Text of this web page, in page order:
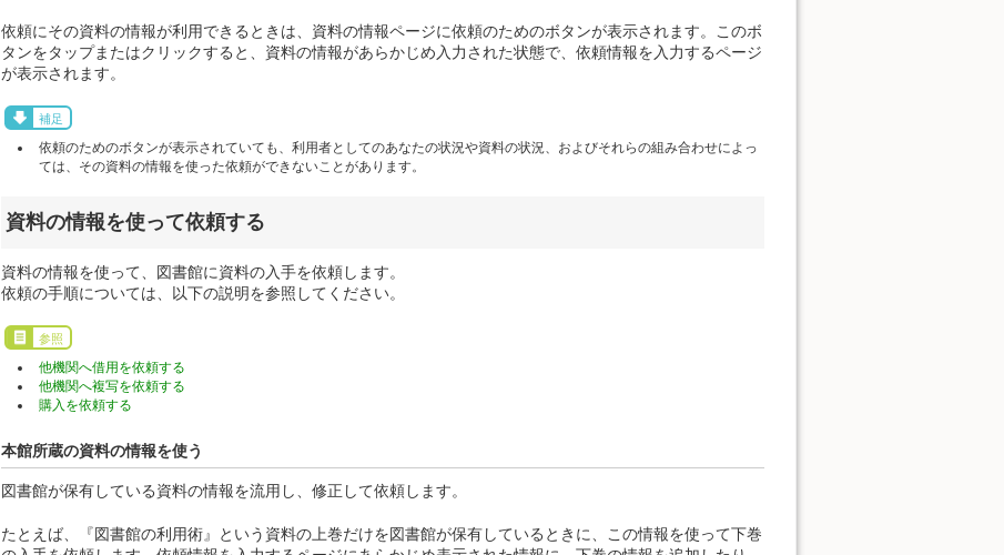
依頼にその資料の情報が利用できるときは、資料の情報ページに依頼のためのボタンが表示されます。このボ
タンをタップまたはクリックすると、資料の情報があらかじめ入力された状態で、依頼情報を入力するページ
が表示されます。
補足
依頼のためのボタンが表示されていても、利用者としてのあなたの状況や資料の状況、およびそれらの組み合わせによっ
ては、その資料の情報を使った依頼ができないことがあります。
資料の情報を使って依頼する
資料の情報を使って、図書館に資料の入手を依頼します。
依頼の手順については、以下の説明を参照してください。
参照
他機関へ借用を依頼する
他機関へ複写を依頼する
購入を依頼する
本館所蔵の資料の情報を使う
図書館が保有している資料の情報を流用し、修正して依頼します。
たとえば、『図書館の利用術』という資料の上巻だけを図書館が保有しているときに、この情報を使って下巻